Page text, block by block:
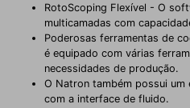
RotoScoping Flexível - O
multicamadas com
Poderosas ferramentas de
é equipado com várias
necessidades de produção.
O Natron também possui
com a interface de fluido.